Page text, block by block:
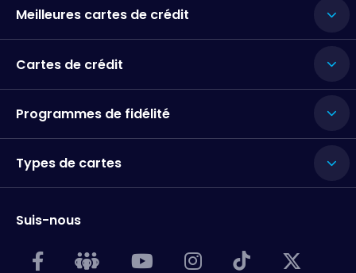
Meilleures cartes de crédit
Cartes de crédit
Programmes de fidélité
Types de cartes
Suis-nous